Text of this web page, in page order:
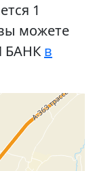
1
можете
БАНК в